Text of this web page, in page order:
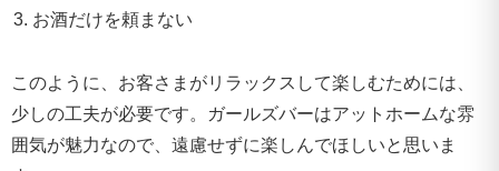
お酒だけを頼まない
このように、お客さまがリラックスして楽しむためには、
少しの工夫が必要です。ガールズバーはアットホームな雰
囲気が魅力なので、遠慮せずに楽しんでほしいと思いま